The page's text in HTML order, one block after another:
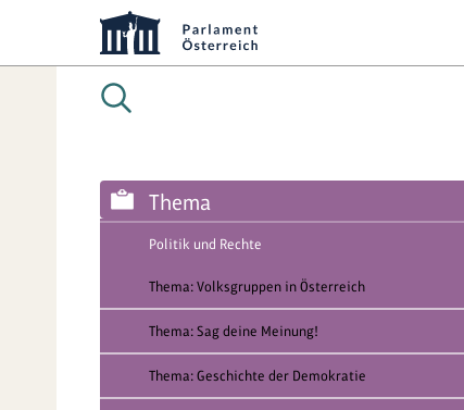
Thema
Politik und Rechte
Thema: Volksgruppen in Österreich
Thema: Sag deine Meinung!
Thema: Geschichte der Demokratie